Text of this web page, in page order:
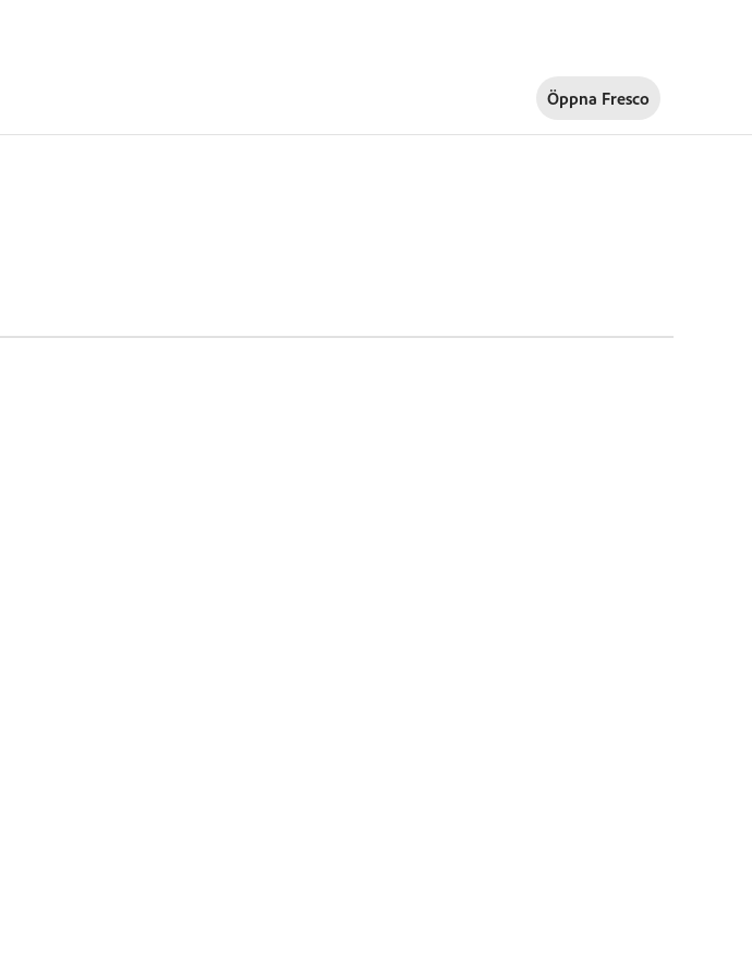
Öppna Fresco